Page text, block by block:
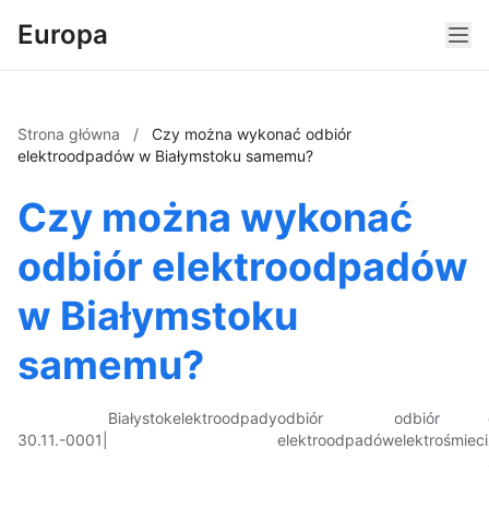
Europa
Strona główna /
Czy można wykonać odbiór
elektroodpadów w Białymstoku samemu?
Czy można wykonać
odbiór elektroodpadów
w Białymstoku
samemu?
30.11.-0001
Białystokelektroodpadyodbiór
elektroodpadów
odbiór
elektrośmieci